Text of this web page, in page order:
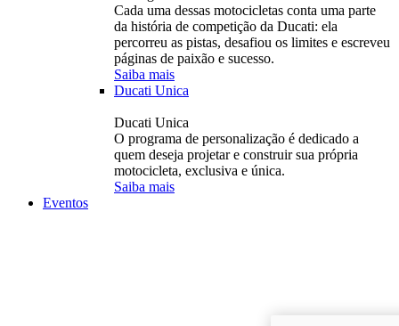
Cada uma dessas motocicletas conta uma parte
da história de competição da Ducati: ela
percorreu as pistas, desafiou os limites e escreveu
páginas de paixão e sucesso.
Saiba mais
Ducati Unica
Ducati Unica
O programa de personalização é dedicado a
quem deseja projetar e construir sua própria
motocicleta, exclusiva e única.
Saiba mais
Eventos